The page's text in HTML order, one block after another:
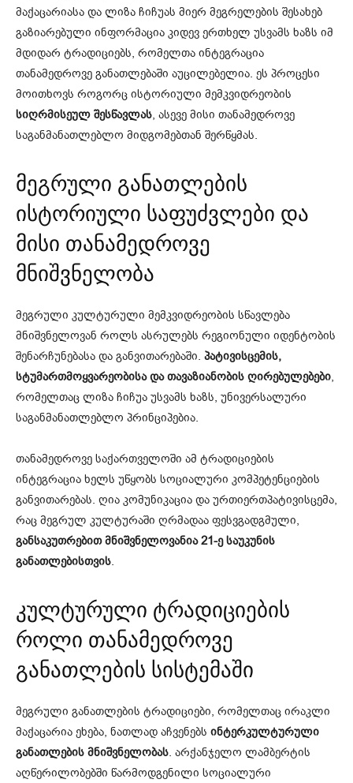
მაქაცარიასა და ლიზა ჩიჩუას მიერ მეგრელების შესახებ
გაზიარებული ინფორმაცია კიდევ ერთხელ უსვამს ხაზს იმ
მდიდარ ტრადიციებს, რომელთა ინტეგრაცია
თანამედროვე განათლებაში აუცილებელია. ეს პროცესი
მოითხოვს როგორც ისტორიული მემკვიდრეობის
სიღრმისეულ შესწავლას, ასევე მისი თანამედროვე
საგანმანათლებლო მიდგომებთან შერწყმას.
მეგრული განათლების
ისტორიული საფუძვლები და
მისი თანამედროვე
მნიშვნელობა
მეგრული კულტურული მემკვიდრეობის სწავლება
მნიშვნელოვან როლს ასრულებს რეგიონული იდენტობის
შენარჩუნებასა და განვითარებაში. პატივისცემის,
სტუმართმოყვარეობისა და თავაზიანობის ღირებულებები,
რომელთაც ლიზა ჩიჩუა უსვამს ხაზს, უნივერსალური
საგანმანათლებლო პრინციპებია.
თანამედროვე საქართველოში ამ ტრადიციების
ინტეგრაცია ხელს უწყობს სოციალური კომპეტენციების
განვითარებას. ღია კომუნიკაცია და ურთიერთპატივისცემა,
რაც მეგრულ კულტურაში ღრმადაა ფესვგადგმული,
განსაკუთრებით მნიშვნელოვანია 21-ე საუკუნის
განათლებისთვის.
კულტურული ტრადიციების
როლი თანამედროვე
განათლების სისტემაში
მეგრული განათლების ტრადიციები, რომელთაც ირაკლი
მაქაცარია ეხება, ნათლად აჩვენებს ინტერკულტურული
განათლების მნიშვნელობას. არქანჯელო ლამბერტის
აღწერილობებში წარმოდგენილი სოციალური